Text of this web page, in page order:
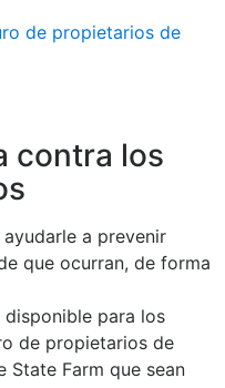
de propietarios de
contra los
a prevenir
que ocurran, de forma
para los
de propietarios de
State Farm que sean